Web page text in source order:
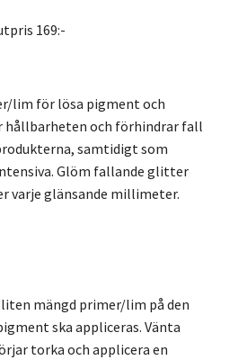
169:-
lim för lösa pigment och
hållbarheten och förhindrar fall
samtidigt som
Glöm fallande glitter
varje glänsande millimeter.
mängd primer/lim på den
ska appliceras. Vänta
torka och applicera en